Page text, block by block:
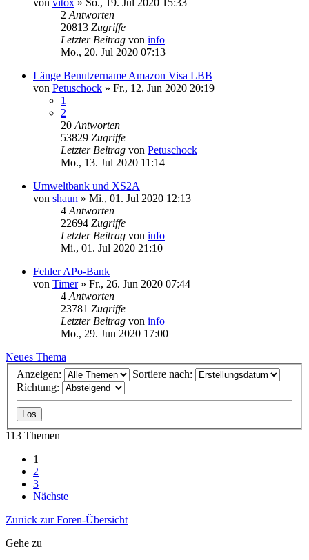
2 Antworten
20813 Zugriffe
Letzter Beitrag von info
Mo., 20. Jul 2020 07:13
Länge Benutzername Amazon Visa LBB
von Petuschock » Fr., 12. Jun 2020 20:19
1
2
20 Antworten
53829 Zugriffe
Letzter Beitrag von Petuschock
Mo., 13. Jul 2020 11:14
Umweltbank und XS2A
von shaun » Mi., 01. Jul 2020 12:13
4 Antworten
22694 Zugriffe
Letzter Beitrag von info
Mi., 01. Jul 2020 21:10
Fehler APo-Bank
von Timer» Fr., 26. Jun 2020 07:44
4 Antworten
23781 Zugriffe
Letzter Beitrag von info
Mo., 29. Jun 2020 17:00
Neues Thema
Anzeigen:
Sortiere nach:
Richtung:
113 Themen
1
2
3
Nächste
Zurück zur Foren-Übersicht
Gehe zu